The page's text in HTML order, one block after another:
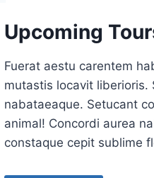
Upcoming
Fuerat aestu carentem
mutastis locavit
nabataeaque. Setucant
animal! Concordi aurea
constaque cepit sublime